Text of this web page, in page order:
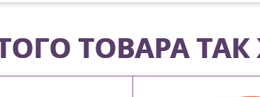
ТОВАРА